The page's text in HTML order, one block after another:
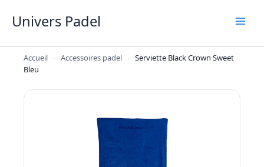
Univers Padel
Accueil › Accessoires padel › Serviette Black Crown Sweet
Bleu